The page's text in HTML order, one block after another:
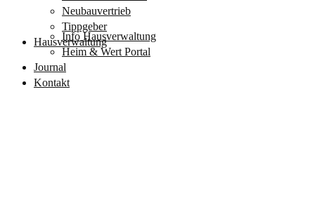
Neubauvertrieb
Tippgeber
Hausverwaltung
Info Hausverwaltung
Heim & Wert Portal
Journal
Kontakt